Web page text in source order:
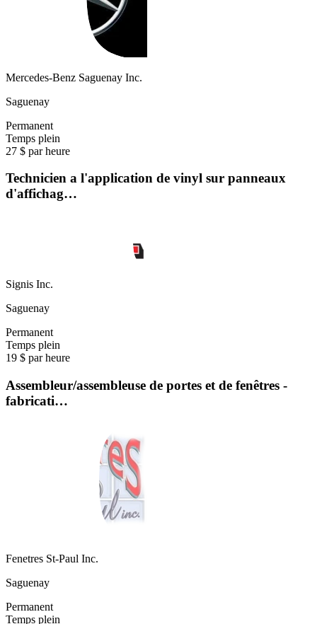
Mercedes-Benz Saguenay Inc.
Saguenay
Permanent
Temps plein
27 $ par heure
Technicien a l'application de vinyl sur panneaux
d'affichag…
Signis Inc.
Saguenay
Permanent
Temps plein
19 $ par heure
Assembleur/assembleuse de portes et de fenêtres -
fabricati…
Fenetres St-Paul Inc.
Saguenay
Permanent
Temps plein